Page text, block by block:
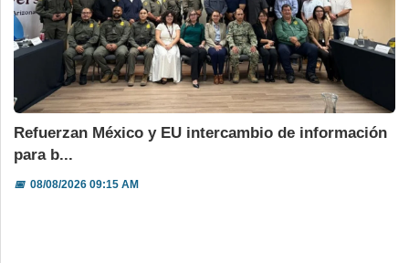
Refuerzan México y EU intercambio de información
para b...
📅08/08/2026 09:15 AM